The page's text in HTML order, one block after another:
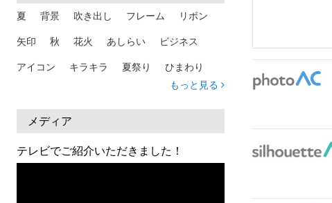
夏 背景 吹き出し フレーム リボン
矢印 秋 花火 あしらい ビジネス
アイコン キラキラ 夏祭り ひまわり
熱中症
人物 暑中見舞い
日本地図 海
もっと見る
メディア
テレビでご紹介いただきました！